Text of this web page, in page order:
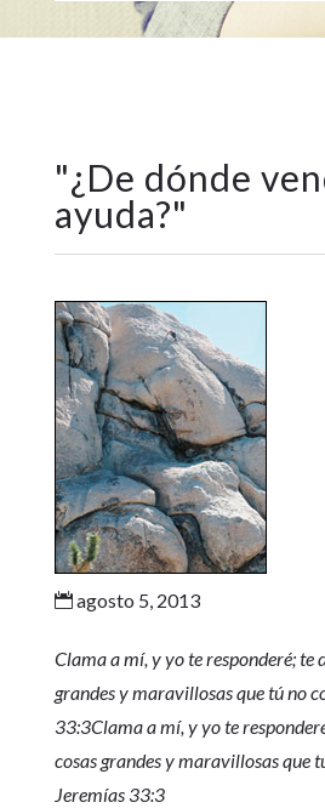
"¿De dónde
ayuda?"
agosto 5, 2013
Clama a mí, y yo te responderé; te
grandes y maravillosas que tú no
33:3Clama a mí, y yo te
cosas grandes y maravillosas que
Jeremías 33:3